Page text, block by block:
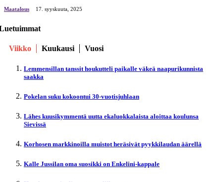
Maatalous 17. syyskuuta, 2025
Viikko Kuukausi Vuosi
Lemmensillan tanssit houkutteli paikalle väkeä naapurikunnista
saakka
Pokelan suku kokoontui 30-vuotisjuhlaan
Lähes kuusikymmentä uutta ekaluokkalaista aloittaa koulunsa
Sievissä
Korhosen markkinoilla muistot heräsivät pyykkilaudan äärellä
Kalle Jussilan oma suosikki on Enkelini-kappale